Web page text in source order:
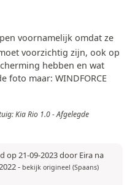
voornamelijk omdat ze
voorzichtig zijn, ook op
hebben en wat
foto maar: WINDFORCE
Kia Rio 1.0 - Afgelegde
op 21-09-2023 door Eira na
- bekijk origineel (Spaans)